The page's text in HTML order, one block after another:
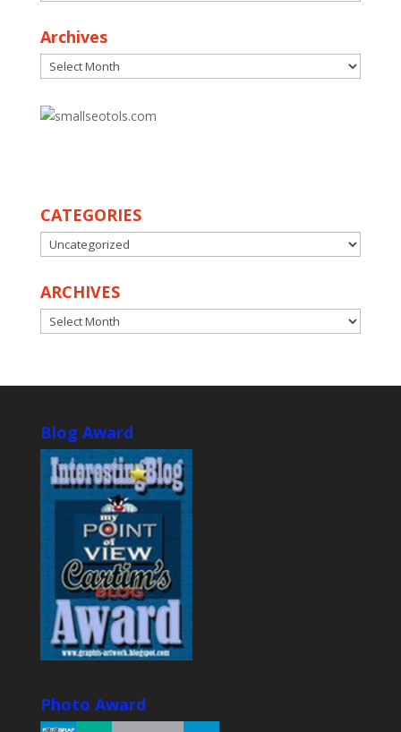
Archives
Archives
CATEGORIES
CATEGORIES
ARCHIVES
ARCHIVES
Blog Award
Photo Award